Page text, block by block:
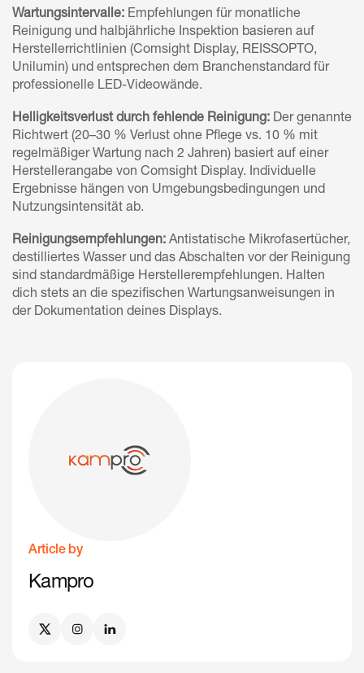
Wartungsintervalle: Empfehlungen für monatliche
Reinigung und halbjährliche Inspektion basieren auf
Herstellerrichtlinien (Comsight Display, REISSOPTO,
Unilumin) und entsprechen dem Branchenstandard für
professionelle LED-Videowände.
Helligkeitsverlust durch fehlende Reinigung: Der genannte
Richtwert (20–30 % Verlust ohne Pflege vs. 10 % mit
regelmäßiger Wartung nach 2 Jahren) basiert auf einer
Herstellerangabe von Comsight Display. Individuelle
Ergebnisse hängen von Umgebungsbedingungen und
Nutzungsintensität ab.
Reinigungsempfehlungen: Antistatische Mikrofasertücher,
destilliertes Wasser und das Abschalten vor der Reinigung
sind standardmäßige Herstellerempfehlungen. Halten
dich stets an die spezifischen Wartungsanweisungen in
der Dokumentation deines Displays.
Article by
Kampro